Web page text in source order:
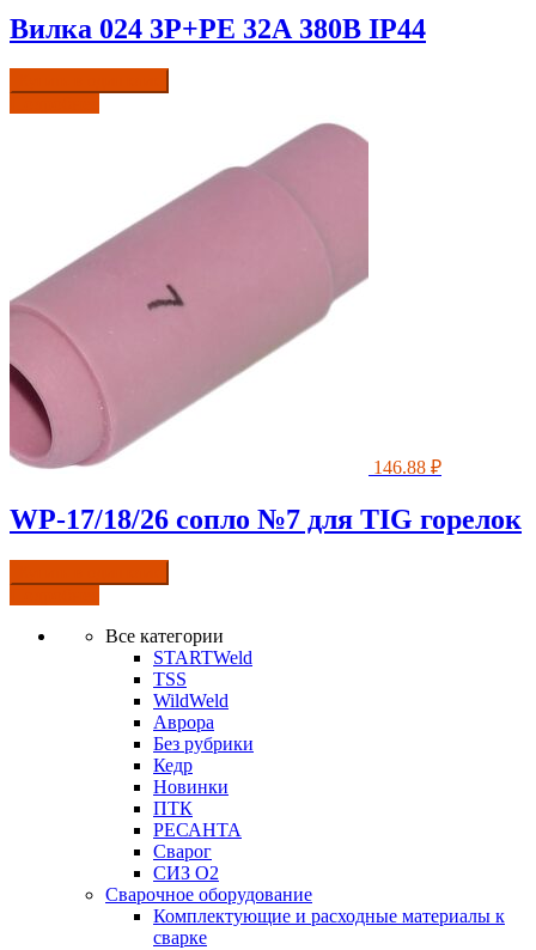
Вилка 024 3Р+РЕ 32А 380В IP44
146.88 ₽
WP-17/18/26 сопло №7 для TIG горелок
Все категории
STARTWeld
TSS
WildWeld
Аврора
Без рубрики
Кедр
Новинки
ПТК
РЕСАНТА
Сварог
СИЗ О2
Сварочное оборудование
Комплектующие и расходные материалы к
сварке